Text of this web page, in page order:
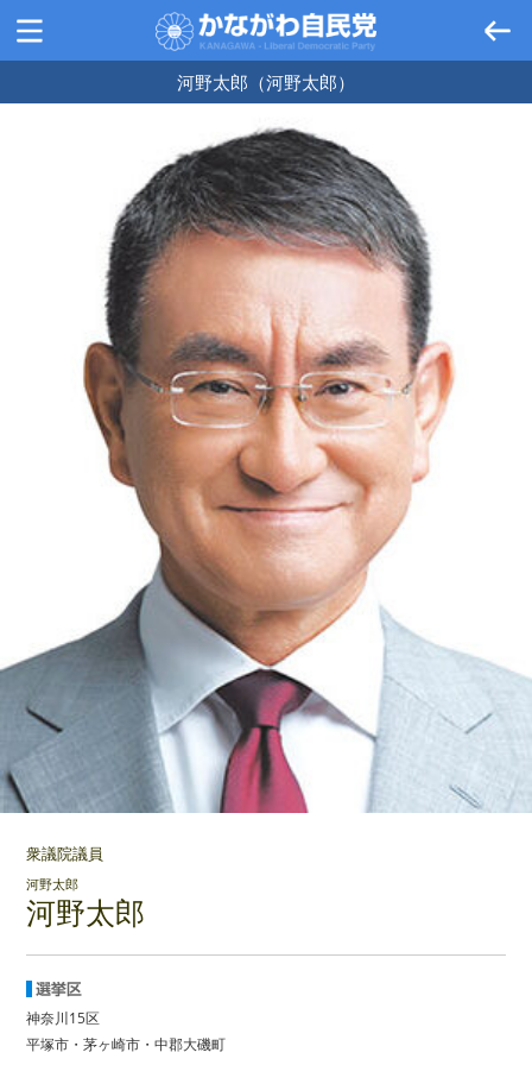
河野太郎（河野太郎）
衆議院議員
河野太郎
河野太郎
神奈川15区
平塚市・茅ヶ崎市・中郡大磯町